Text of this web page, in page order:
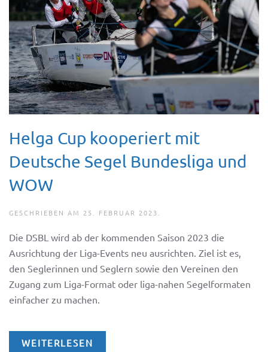
Helga Cup kooperiert mit
Deutsche Segel Bundesliga und
WOW
GESCHRIEBEN AM 25. FEBRUAR 2023
Die DSBL wird ab der kommenden Saison 2023 die
Ausrichtung der Liga-Events neu ausrichten. Ziel ist es,
den Seglerinnen und Seglern sowie den Vereinen den
Zugang zum Liga-Format oder liga-nahen Segelformaten
einfacher zu machen.
WEITERLESEN